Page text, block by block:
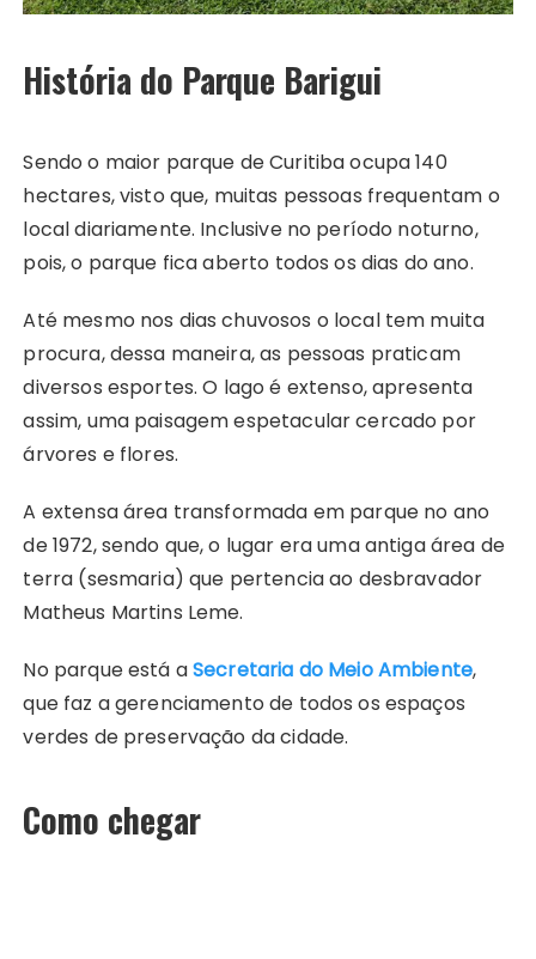
História do Parque Barigui
Sendo o maior parque de Curitiba ocupa 140
hectares, visto que, muitas pessoas frequentam o
local diariamente. Inclusive no período noturno,
pois, o parque fica aberto todos os dias do ano.
Até mesmo nos dias chuvosos o local tem muita
procura, dessa maneira, as pessoas praticam
diversos esportes. O lago é extenso, apresenta
assim, uma paisagem espetacular cercado por
árvores e flores.
A extensa área transformada em parque no ano
de 1972, sendo que, o lugar era uma antiga área de
terra (sesmaria) que pertencia ao desbravador
Matheus Martins Leme.
No parque está aSecretaria do Meio Ambiente,
que faz a gerenciamento de todos os espaços
verdes de preservação da cidade.
Como chegar